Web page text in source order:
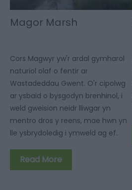
Magor Marsh
Cors Magwyr yw'r ardal gymharol
naturiol olaf o fentir ar
Wastadeddau Gwent. O'r cipolwg
ar ysbaid o bysgodyn brenhinol, i
weld gweision neidr lliwgar yn
mentro dros y reens, mae hwn yn
lle ysbrydoledig i ymweld ag ef.
Read More